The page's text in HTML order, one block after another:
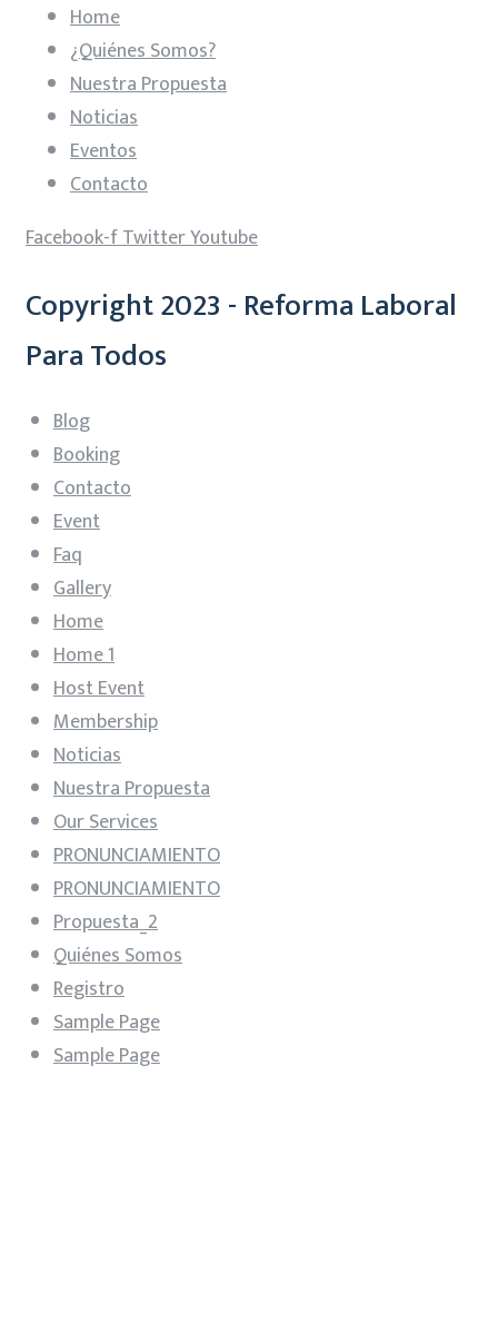
Home
¿Quiénes Somos?
Nuestra Propuesta
Noticias
Eventos
Contacto
Facebook-fTwitterYoutube
Copyright 2023 - Reforma Laboral
Para Todos
Blog
Booking
Contacto
Event
Faq
Gallery
Home
Home 1
Host Event
Membership
Noticias
Nuestra Propuesta
Our Services
PRONUNCIAMIENTO
PRONUNCIAMIENTO
Propuesta_2
Quiénes Somos
Registro
Sample Page
Sample Page